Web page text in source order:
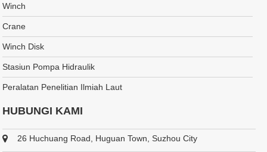
Winch
Crane
Winch Disk
Stasiun Pompa Hidraulik
Peralatan Penelitian Ilmiah Laut
HUBUNGI KAMI
26 Huchuang Road, Huguan Town, Suzhou City